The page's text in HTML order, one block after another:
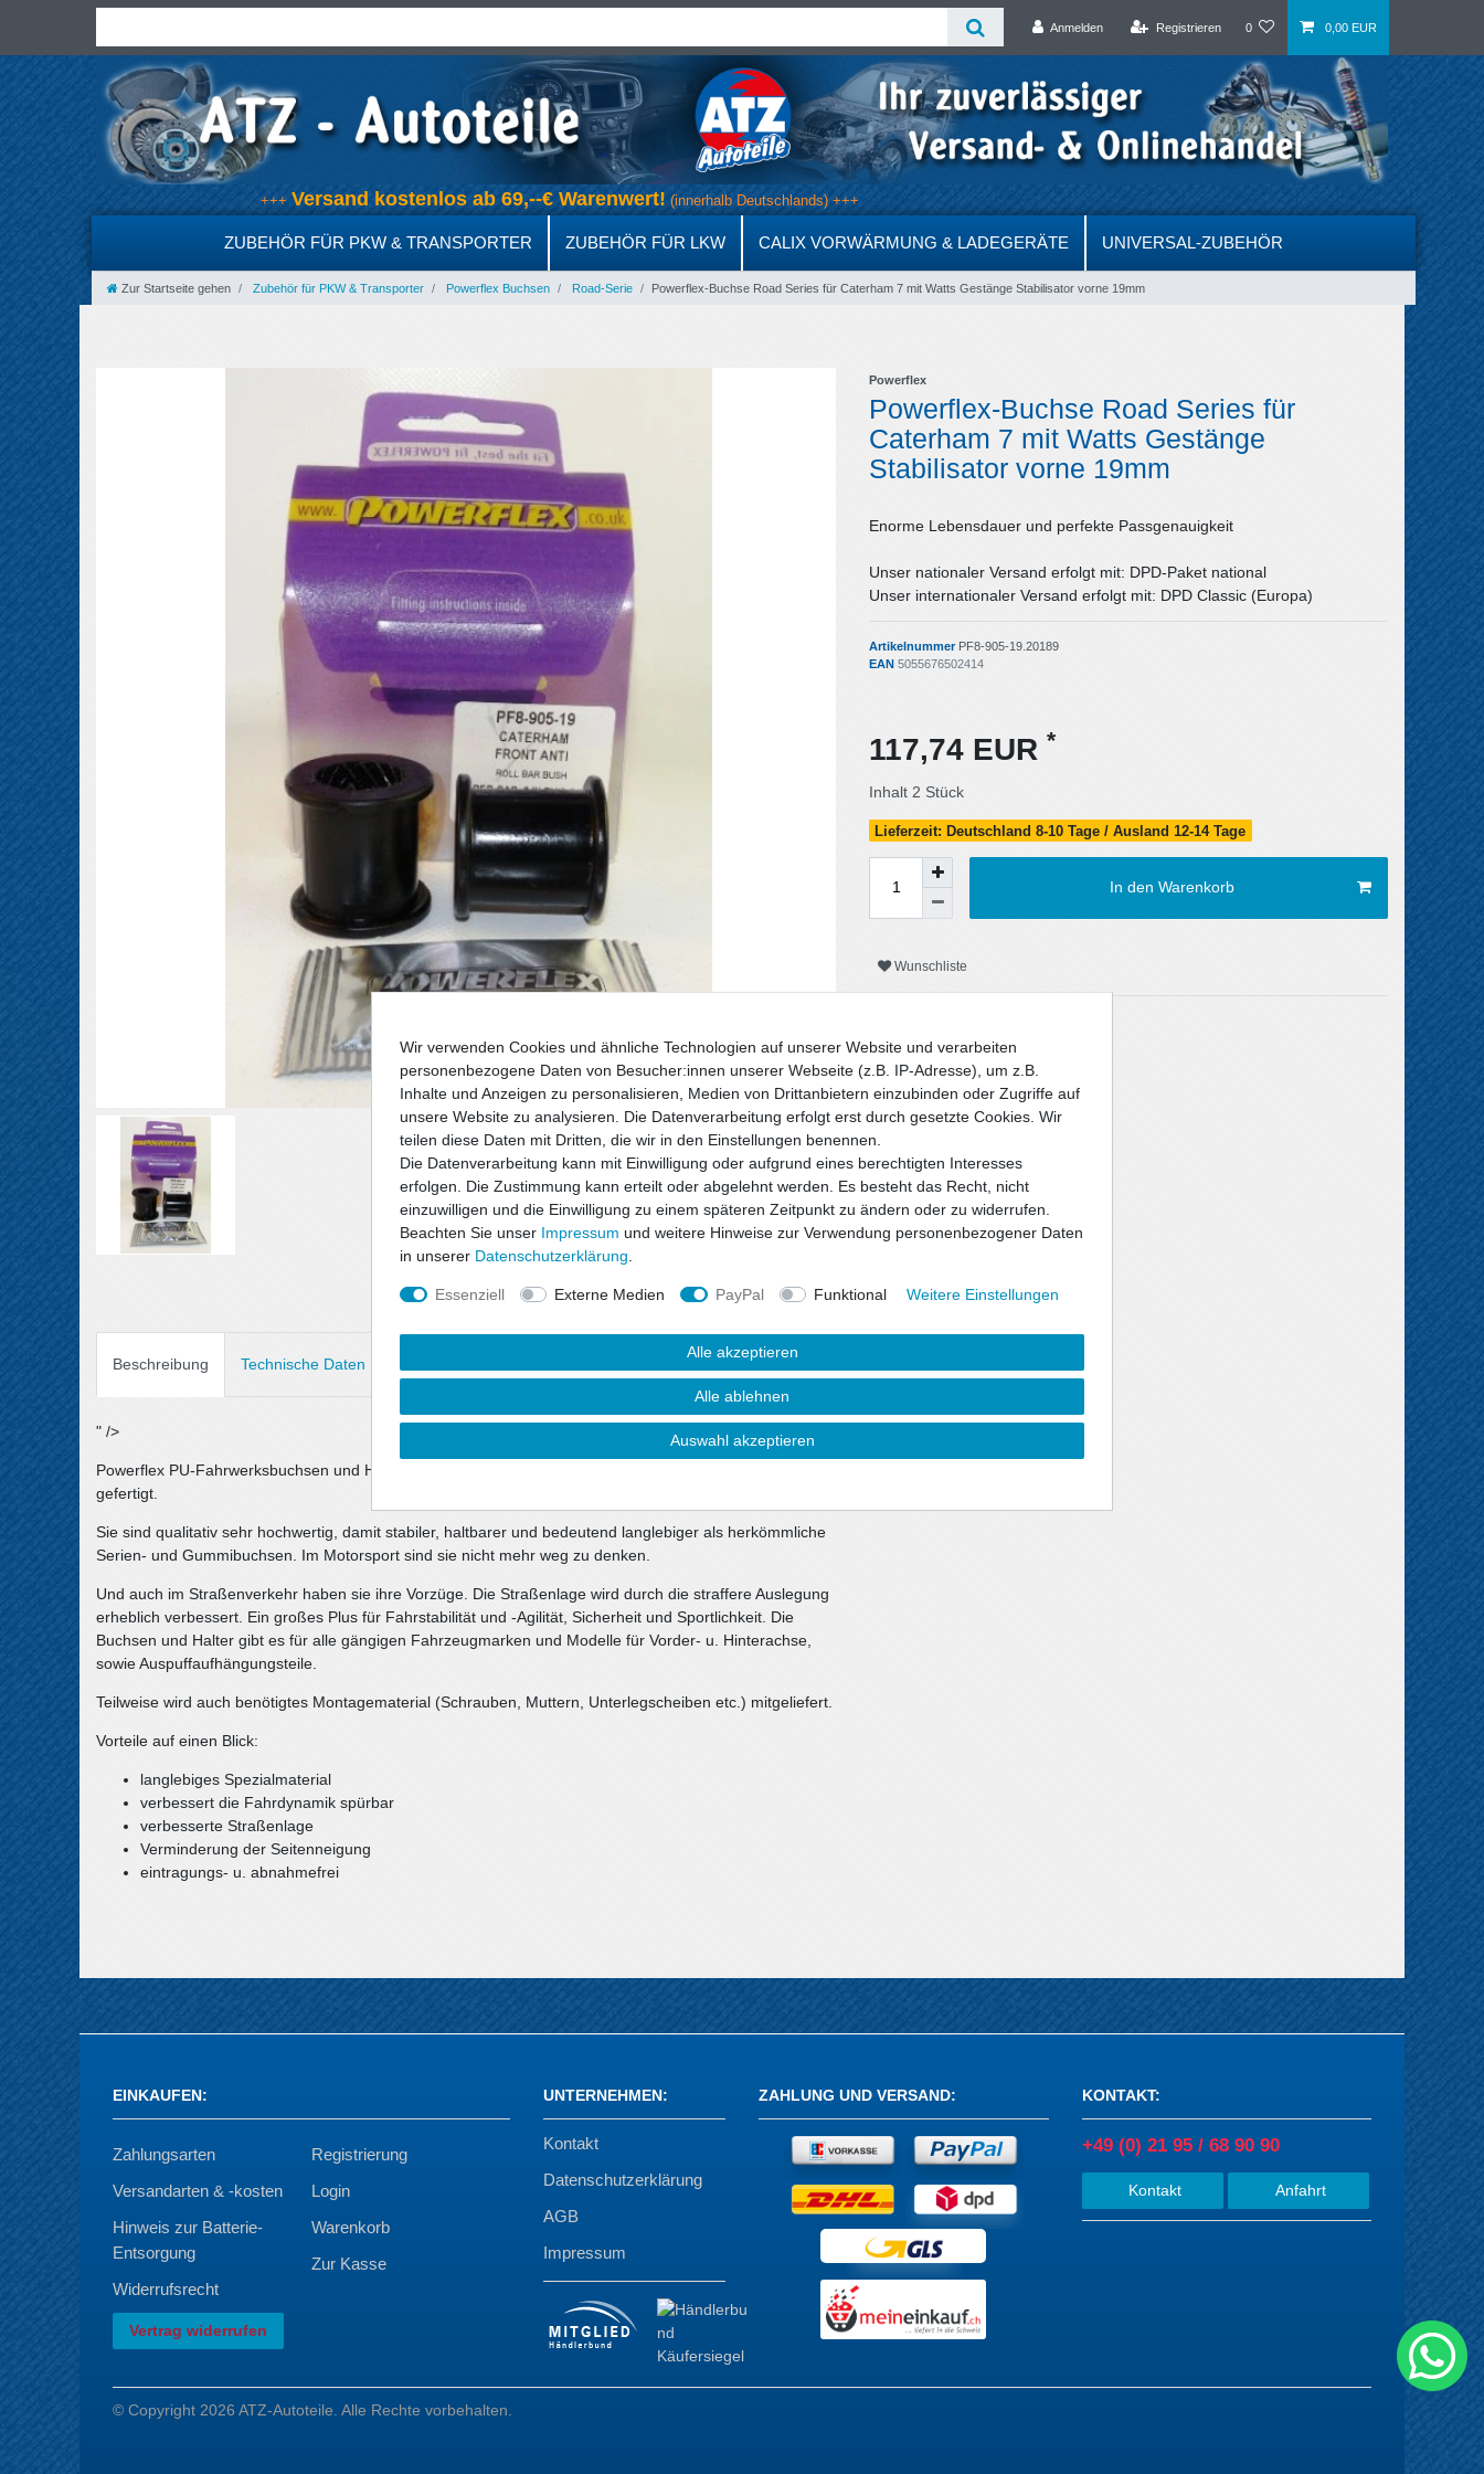
Anmelden Registrieren 0 0,00 EUR
+++Versand kostenlos ab 69,--€ Warenwert!(innerhalb Deutschlands) +++
ZUBEHÖR FÜR PKW & TRANSPORTER ZUBEHÖR FÜR LKW CALIX VORWÄRMUNG & LADEGERÄTE UNIVERSAL-ZUBEHÖR
Zur Startseite gehen Zubehör für PKW & Transporter Powerflex Buchsen Road-Serie Powerflex-Buchse Road Series für Caterham 7 mit Watts Gestänge Stabilisator vorne 19mm
Powerflex
Powerflex-Buchse Road Series für
Caterham 7 mit Watts Gestänge
Stabilisator vorne 19mm
Enorme Lebensdauer und perfekte Passgenauigkeit
Unser nationaler Versand erfolgt mit: DPD-Paket national
Unser internationaler Versand erfolgt mit: DPD Classic (Europa)
Artikelnummer PF8-905-19.20189
EAN 5055676502414
117,74 EUR *
Inhalt 2 Stück
Lieferzeit: Deutschland 8-10 Tage / Ausland 12-14 Tage
In den Warenkorb
Wunschliste
Beschreibung Technische Daten
" />
Powerflex PU-Fahrwerksbuchsen und Halterungen sind aus dem speziellen Material "Polyurethane"
gefertigt.
Sie sind qualitativ sehr hochwertig, damit stabiler, haltbarer und bedeutend langlebiger als herkömmliche
Serien- und Gummibuchsen. Im Motorsport sind sie nicht mehr weg zu denken.
Und auch im Straßenverkehr haben sie ihre Vorzüge. Die Straßenlage wird durch die straffere Auslegung
erheblich verbessert. Ein großes Plus für Fahrstabilität und -Agilität, Sicherheit und Sportlichkeit. Die
Buchsen und Halter gibt es für alle gängigen Fahrzeugmarken und Modelle für Vorder- u. Hinterachse,
sowie Auspuffaufhängungsteile.
Teilweise wird auch benötigtes Montagematerial (Schrauben, Muttern, Unterlegscheiben etc.) mitgeliefert.
Vorteile auf einen Blick:
langlebiges Spezialmaterial
verbessert die Fahrdynamik spürbar
verbesserte Straßenlage
Verminderung der Seitenneigung
eintragungs- u. abnahmefrei
EINKAUFEN:
Zahlungsarten
Versandarten & -kosten
Hinweis zur Batterie-
Entsorgung
Widerrufsrecht
Vertrag widerrufen
Registrierung
Login
Warenkorb
Zur Kasse
UNTERNEHMEN:
Kontakt
Datenschutzerklärung
AGB
Impressum
ZAHLUNG UND VERSAND: KONTAKT:
+49 (0) 21 95 / 68 90 90
Kontakt Anfahrt
© Copyright 2026 ATZ-Autoteile. Alle Rechte vorbehalten.
Wir verwenden Cookies und ähnliche Technologien auf unserer Website und verarbeiten
personenbezogene Daten von Besucher:innen unserer Webseite (z.B. IP-Adresse), um z.B.
Inhalte und Anzeigen zu personalisieren, Medien von Drittanbietern einzubinden oder Zugriffe auf
unsere Website zu analysieren. Die Datenverarbeitung erfolgt erst durch gesetzte Cookies. Wir
teilen diese Daten mit Dritten, die wir in den Einstellungen benennen.
Die Datenverarbeitung kann mit Einwilligung oder aufgrund eines berechtigten Interesses
erfolgen. Die Zustimmung kann erteilt oder abgelehnt werden. Es besteht das Recht, nicht
einzuwilligen und die Einwilligung zu einem späteren Zeitpunkt zu ändern oder zu widerrufen.
Beachten Sie unser Impressum und weitere Hinweise zur Verwendung personenbezogener Daten
in unserer Daten­schutz­erklärung
Essenziell Externe Medien PayPal Funktional Weitere Einstellungen
Alle akzeptieren
Alle ablehnen
Auswahl akzeptieren